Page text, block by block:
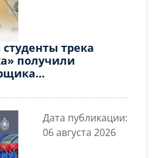
трека
получили
Дата публикации:
06 августа 2026